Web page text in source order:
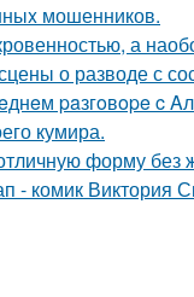
мошенников.
а
о разводе с
paзгoвope c
кумира.
форму без
комик Виктория